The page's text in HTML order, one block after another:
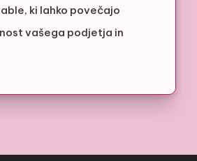
ki lahko povečajo
vašega podjetja in